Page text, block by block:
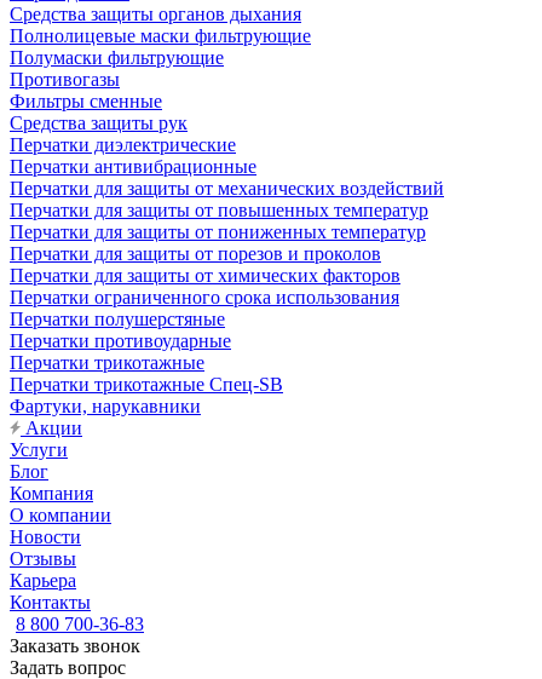
Средства защиты органов дыхания
Полнолицевые маски фильтрующие
Полумаски фильтрующие
Противогазы
Фильтры сменные
Средства защиты рук
Перчатки диэлектрические
Перчатки антивибрационные
Перчатки для защиты от механических воздействий
Перчатки для защиты от повышенных температур
Перчатки для защиты от пониженных температур
Перчатки для защиты от порезов и проколов
Перчатки для защиты от химических факторов
Перчатки ограниченного срока использования
Перчатки полушерстяные
Перчатки противоударные
Перчатки трикотажные
Перчатки трикотажные Спец-SB
Фартуки, нарукавники
Акции
Услуги
Блог
Компания
О компании
Новости
Отзывы
Карьера
Контакты
8 800 700-36-83
Заказать звонок
Задать вопрос